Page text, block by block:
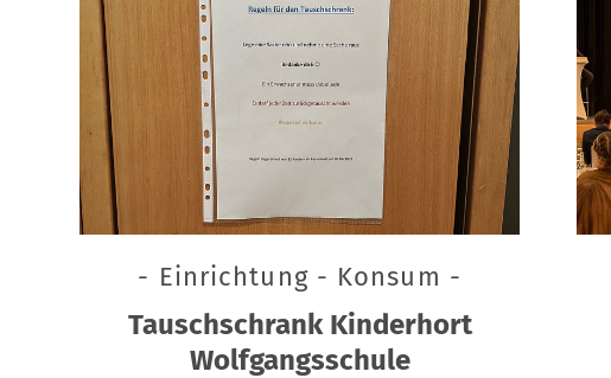
- Einrichtung - Konsum -
Tauschschrank Kinderhort
Wolfgangsschule